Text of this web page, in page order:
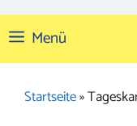
Menü
Startseite»